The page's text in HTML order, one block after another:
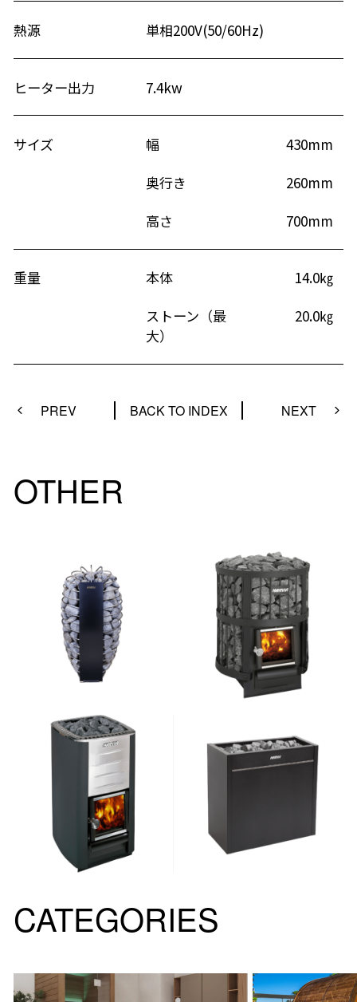
熱源 単相200V(50/60Hz)
ヒーター出力 7.4kw
サイズ 幅
430mm
奥行き
260mm
高さ
700mm
重量 本体
14.0㎏
ストーン（最
大）
20.0㎏
PREV BACK TO INDEX NEXT
OTHER
CATEGORIES